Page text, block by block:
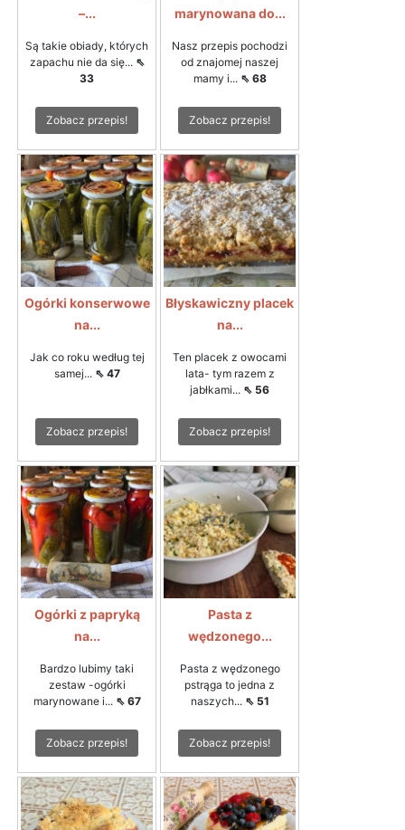
–...
Są takie obiady, których
zapachu nie da się... ⇖
33
Zobacz przepis!
marynowana do...
Nasz przepis pochodzi
od znajomej naszej
mamy i... ⇖ 68
Zobacz przepis!
Ogórki konserwowe
na...
Jak co roku według tej
samej... ⇖ 47
Zobacz przepis!
Błyskawiczny placek
na...
Ten placek z owocami
lata- tym razem z
jabłkami... ⇖ 56
Zobacz przepis!
Ogórki z papryką
na...
Bardzo lubimy taki
zestaw -ogórki
marynowane i... ⇖ 67
Zobacz przepis!
Pasta z
wędzonego...
Pasta z wędzonego
pstrąga to jedna z
naszych... ⇖ 51
Zobacz przepis!